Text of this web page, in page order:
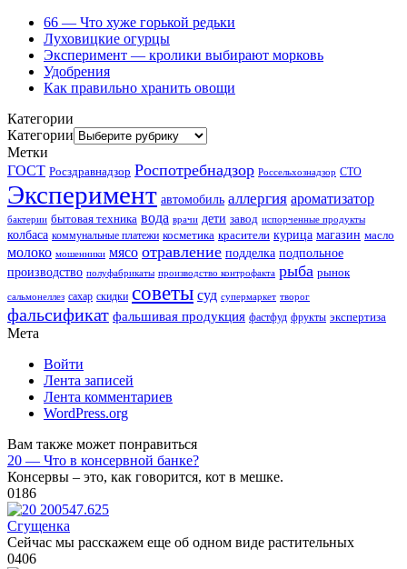
66 — Что хуже горькой редьки
Луховицкие огурцы
Эксперимент — кролики выбирают морковь
Удобрения
Как правильно хранить овощи
Категории
Категории
Метки
ГОСТ Росздравнадзор Роспотребнадзор Россельхознадзор СТО
Эксперимент автомобиль аллергия ароматизатор
бактерии бытовая техника вода врачи дети завод испорченные продукты
колбаса коммунальные платежи косметика красители курица магазин масло
молоко мошенники мясо отравление подделка подпольное
производство полуфабрикаты производство контрофакта рыба рынок
сальмонеллез сахар скидки советы суд супермаркет творог
фальсификат фальшивая продукция фастфуд фрукты экспертиза
Мета
Войти
Лента записей
Лента комментариев
WordPress.org
Вам также может понравиться
20 — Что в консервной банке?
Консервы – это, как говорится, кот в мешке.
0186
Сгущенка
Сейчас мы расскажем еще об одном виде растительных
0406